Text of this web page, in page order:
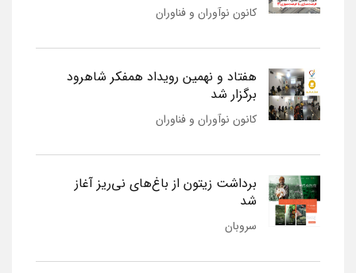
کانون نوآوران و فناوران
هفتاد و نهمین رویداد همفکر شاهرود
برگزار شد
کانون نوآوران و فناوران
برداشت زیتون از باغ‌های نی‌ریز آغاز
شد
سروبان